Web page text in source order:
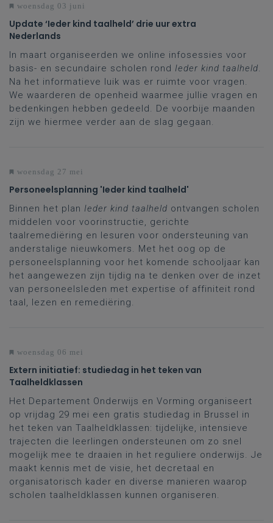
woensdag 03 juni
Update ‘Ieder kind taalheld’ drie uur extra
Nederlands
In maart organiseerden we online infosessies voor
basis- en secundaire scholen rond Ieder kind taalheld.
Na het informatieve luik was er ruimte voor vragen.
We waarderen de openheid waarmee jullie vragen en
bedenkingen hebben gedeeld. De voorbije maanden
zijn we hiermee verder aan de slag gegaan.
woensdag 27 mei
Personeelsplanning 'Ieder kind taalheld'
Binnen het plan Ieder kind taalheld ontvangen scholen
middelen voor voorinstructie, gerichte
taalremediëring en lesuren voor ondersteuning van
anderstalige nieuwkomers. Met het oog op de
personeelsplanning voor het komende schooljaar kan
het aangewezen zijn tijdig na te denken over de inzet
van personeelsleden met expertise of affiniteit rond
taal, lezen en remediëring.
woensdag 06 mei
Extern initiatief: studiedag in het teken van
Taalheldklassen
Het Departement Onderwijs en Vorming organiseert
op vrijdag 29 mei een gratis studiedag in Brussel in
het teken van Taalheldklassen: tijdelijke, intensieve
trajecten die leerlingen ondersteunen om zo snel
mogelijk mee te draaien in het reguliere onderwijs. Je
maakt kennis met de visie, het decretaal en
organisatorisch kader en diverse manieren waarop
scholen taalheldklassen kunnen organiseren.